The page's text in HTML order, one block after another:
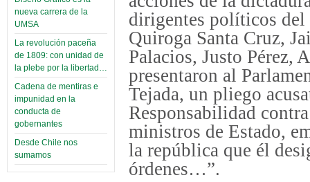
nueva carrera de la
UMSA
La revolución paceña
de 1809: con unidad de
la plebe por la libertad…
Cadena de mentiras e
impunidad en la
conducta de
gobernantes
Desde Chile nos
sumamos
dirigentes políticos
Quiroga Santa Cruz,
Palacios, Justo Pérez,
presentaron al
Tejada, un pliego
Responsabilidad
ministros de Estado,
la república que él
órdenes…”.